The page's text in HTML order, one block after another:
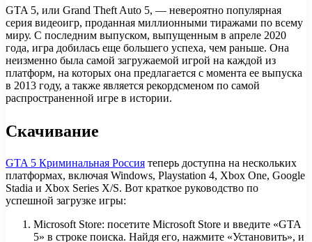
GTA 5, или Grand Theft Auto 5, — невероятно популярная
серия видеоигр, проданная миллионными тиражами по всему
миру. С последним выпуском, выпущенным в апреле 2020
года, игра добилась еще большего успеха, чем раньше. Она
неизменно была самой загружаемой игрой на каждой из
платформ, на которых она предлагается с момента ее выпуска
в 2013 году, а также является рекордсменом по самой
распространенной игре в истории.
Скачивание
GTA 5 Криминальная Россия теперь доступна на нескольких
платформах, включая Windows, Playstation 4, Xbox One, Google
Stadia и Xbox Series X/S. Вот краткое руководство по
успешной загрузке игры:
Microsoft Store: посетите Microsoft Store и введите «GTA
5» в строке поиска. Найдя его, нажмите «Установить», и